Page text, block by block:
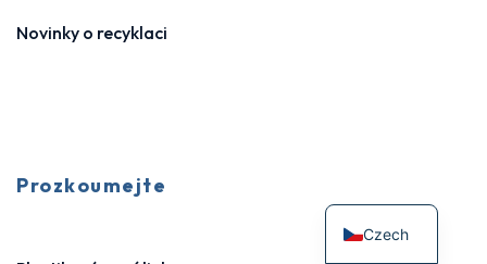
Novinky o recyklaci
Prozkoumejte
Czech